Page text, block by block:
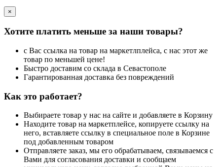
×
Хотите платить меньше за наши товары?
с Вас ссылка на товар на маркетлплейса, с нас этот же
товар по меньшей цене!
Быстро доставим со склада в Севастополе
Гарантированная доставка без повреждений
Как это работает?
Выбираете товар у нас на сайте и добавляете в Корзину
Находите товар на маркетплейсе, копируете ссылку на
него, вставляете ссылку в специальное поле в Корзине
под добавленным товаром
Отправляете заказ, мы его обрабатываем, связываемся с
Вами для согласования доставки и сообщаем